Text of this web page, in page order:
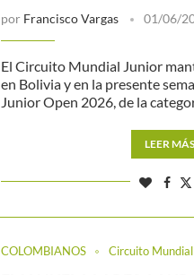
por Francisco Vargas 01/06/
El Circuito Mundial Junior
en Bolivia y en la presente
Junior Open 2026, de la
LEER MÁS
COLOMBIANOS Circuito